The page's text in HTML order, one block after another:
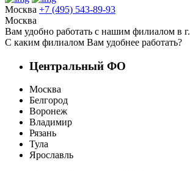
Москва +7 (495) 543-89-93
Москва
Вам удобно работать с нашим филиалом в г.
С каким филиалом Вам удобнее работать?
Центральный ФО
Москва
Белгород
Воронеж
Владимир
Рязань
Тула
Ярославль